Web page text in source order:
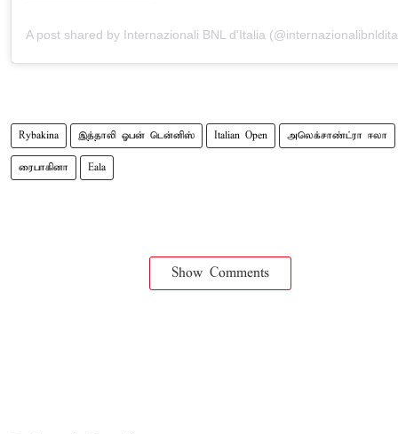
A post shared by Internazionali BNL d'Italia
Rybakina இத்தாலி ஓபன் டென்னிஸ் Italian Open அலெக்சாண்ட்ரா ஈலா
ரைபாகினா Eala
Show Comments